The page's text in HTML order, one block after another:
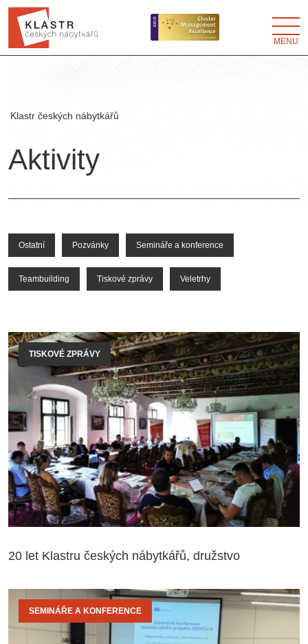
MENU
Klastr českých nábytkářů
Aktivity
Ostatní Pozvánky Semináře a konference
Teambuilding Tiskové zprávy Veletrhy
TISKOVÉ ZPRÁVY
20 let Klastru českých nábytkářů, družstvo
SEMINÁŘE A KONFERENCE